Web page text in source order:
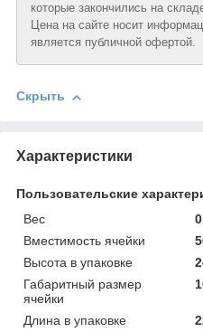
которые закончились на
Цена на сайте носит
является публичной офертой.
Скрыть
Характеристики
Пользовательские
Вeс
Вместимость ячейки
Высотa в упаковке
Габаритный размер
ячейки
Длинa в упаковке